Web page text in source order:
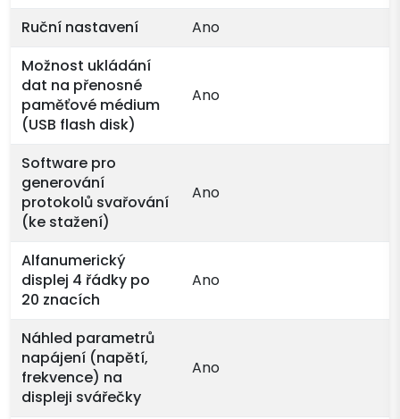
Ruční nastavení
Ano
Možnost ukládání
dat na přenosné
paměťové médium
(USB flash disk)
Ano
Software pro
generování
protokolů svařování
(ke stažení)
Ano
Alfanumerický
displej 4 řádky po
20 znacích
Ano
Náhled parametrů
napájení (napětí,
frekvence) na
displeji svářečky
Ano